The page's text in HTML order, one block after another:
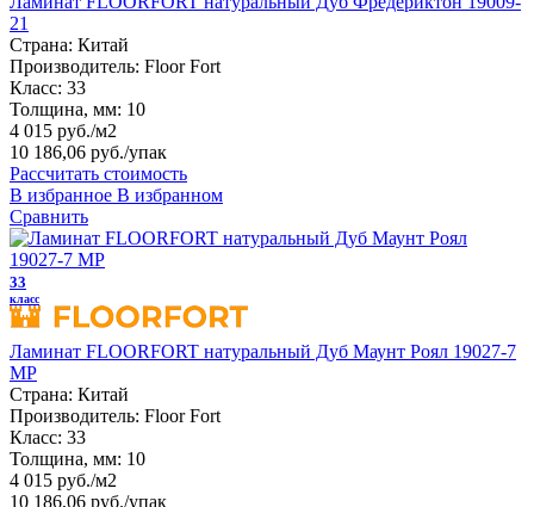
21
Страна: Китай
Производитель: Floor Fort
Класс: 33
Толщина, мм: 10
4 015 руб./м2
10 186,06 руб./упак
Рассчитать стоимость
В избранное В избранном
Сравнить
33
класс
Ламинат FLOORFORT натуральный Дуб Маунт Роял 19027-7
MP
Страна: Китай
Производитель: Floor Fort
Класс: 33
Толщина, мм: 10
4 015 руб./м2
10 186,06 руб./упак